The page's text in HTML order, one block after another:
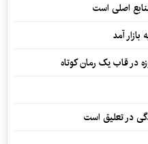
اصلی است
آمد
در تعلیق است